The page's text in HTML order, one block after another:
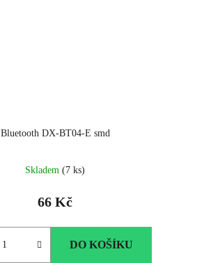
Bluetooth DX-BT04-E smd
Skladem (7 ks)
66 Kč
DO KOŠÍKU